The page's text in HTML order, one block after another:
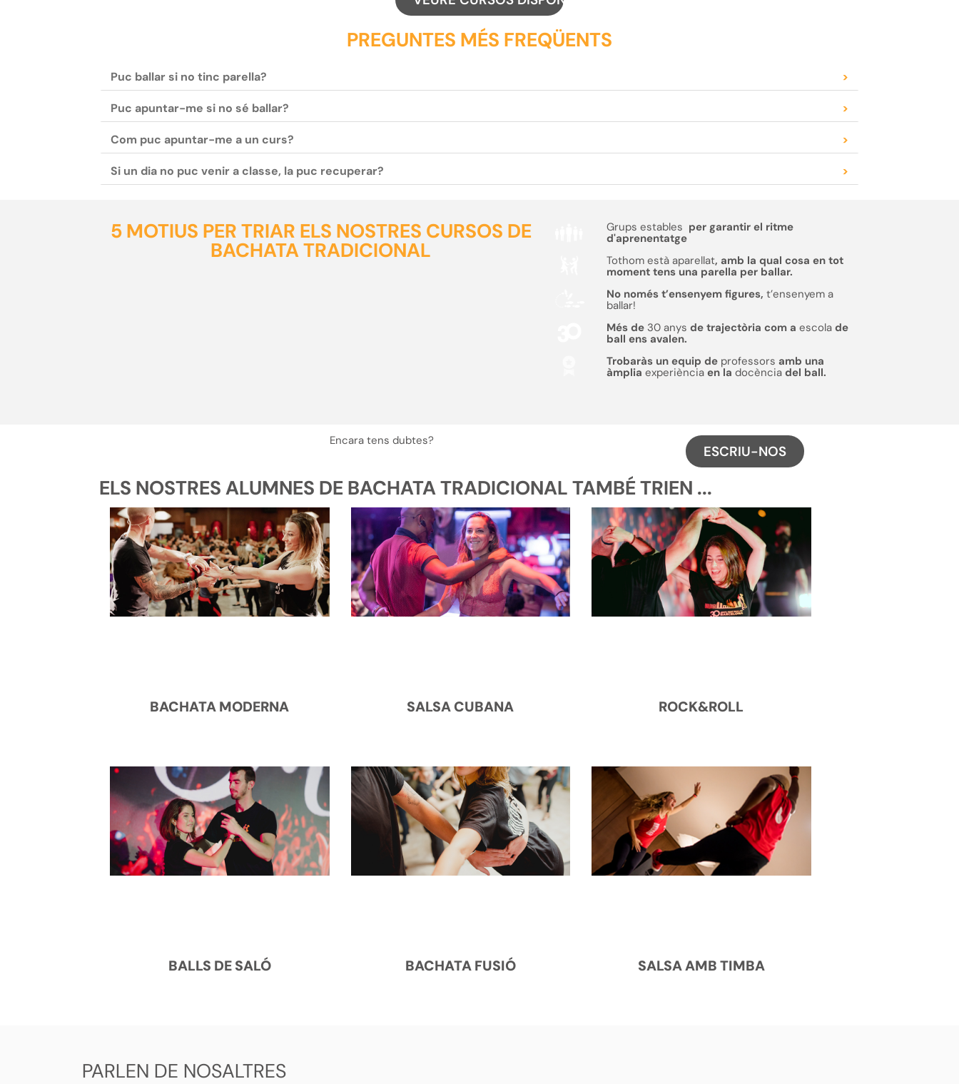
PREGUNTES MÉS FREQÜENTS
Puc ballar si no tinc parella? >
Puc apuntar-me si no sé ballar? >
Com puc apuntar-me a un curs? >
Si un dia no puc venir a classe, la puc recuperar? >
5 MOTIUS PER TRIAR ELS NOSTRES CURSOS DE
BACHATA TRADICIONAL
Grups estables per garantir el ritme
d'aprenentatge
Tothom està aparellat, amb la qual cosa en tot
moment tens una parella per ballar.
No només t’ensenyem figures, t’ensenyem a
ballar!
Més de 30 anys de trajectòria com a escolade
ball ens avalen.
Trobaràs un equip de professors amb una
àmplia experiència en la docènciadel ball.
Encara tens dubtes?
ESCRIU-NOS
ELS NOSTRES ALUMNES DE BACHATA TRADICIONAL TAMBÉ TRIEN ...
BACHATA MODERNA SALSA CUBANA ROCK&ROLL
BALLS DE SALÓ BACHATA FUSIÓ SALSA AMB TIMBA
PARLEN DE NOSALTRES